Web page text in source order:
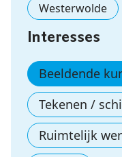
Westerwolde
Interesses
Beeldende
Tekenen /
Ruimtelijk